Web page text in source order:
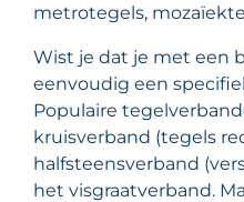
metrotegels,
Wist je dat je met een
eenvoudig een
Populaire
kruisverband (tegels
halfsteensverband
het visgraatverband.